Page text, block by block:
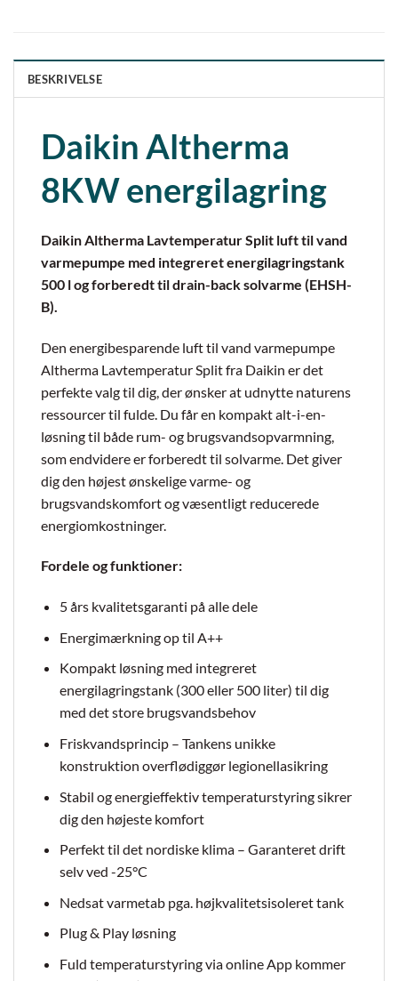
BESKRIVELSE
Daikin Altherma
8KW energilagring
Daikin Altherma Lavtemperatur Split luft til vand
varmepumpe med integreret energilagringstank
500 l og forberedt til drain-back solvarme (EHSH-
B).
Den energibesparende luft til vand varmepumpe
Altherma Lavtemperatur Split fra Daikin er det
perfekte valg til dig, der ønsker at udnytte naturens
ressourcer til fulde. Du får en kompakt alt-i-en-
løsning til både rum- og brugsvandsopvarmning,
som endvidere er forberedt til solvarme. Det giver
dig den højest ønskelige varme- og
brugsvandskomfort og væsentligt reducerede
energiomkostninger.
Fordele og funktioner:
5 års kvalitetsgaranti på alle dele
Energimærkning op til A++
Kompakt løsning med integreret
energilagringstank (300 eller 500 liter) til dig
med det store brugsvandsbehov
Friskvandsprincip – Tankens unikke
konstruktion overflødiggør legionellasikring
Stabil og energieffektiv temperaturstyring sikrer
dig den højeste komfort
Perfekt til det nordiske klima – Garanteret drift
selv ved -25°C
Nedsat varmetab pga. højkvalitetsisoleret tank
Plug & Play løsning
Fuld temperaturstyring via online App kommer